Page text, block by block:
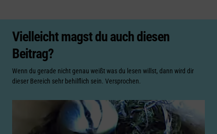
Vielleicht magst du auch diesen
Beitrag?
Wenn du gerade nicht genau weißt was du lesen willst, dann wird dir
dieser Bereich sehr behilflich sein. Versprochen.